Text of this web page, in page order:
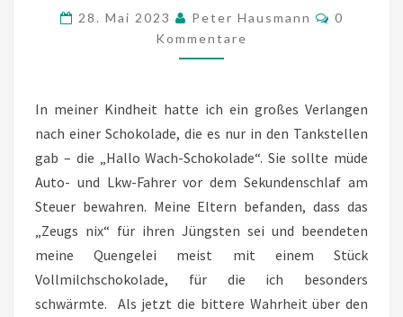
ODER
“WO
BLEIBT
HALLO
WACH
SCHOKOLADE?”
28. Mai 2023 Peter Hausmann
0
Kommentare
In meiner Kindheit hatte ich ein großes Verlangen
nach einer Schokolade, die es nur in den Tankstellen
gab – die „Hallo Wach-Schokolade“. Sie sollte müde
Auto- und Lkw-Fahrer vor dem Sekundenschlaf am
Steuer bewahren. Meine Eltern befanden, dass das
„Zeugs nix“ für ihren Jüngsten sei und beendeten
meine Quengelei meist mit einem Stück
Vollmilchschokolade, für die ich besonders
schwärmte. Als jetzt die bittere Wahrheit über den